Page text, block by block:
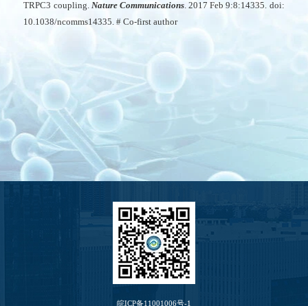
TRPC3 coupling. Nature Communications. 2017 Feb 9:8:14335. doi:
10.1038/ncomms14335. # Co-first author
皖ICP备11001006号-1